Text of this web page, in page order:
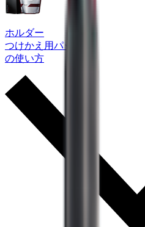
ホルダー
つけかえ用パック
の使い方